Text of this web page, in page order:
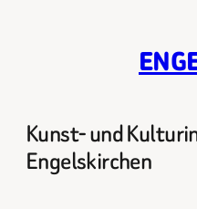
Kunst- und
Engelskirchen